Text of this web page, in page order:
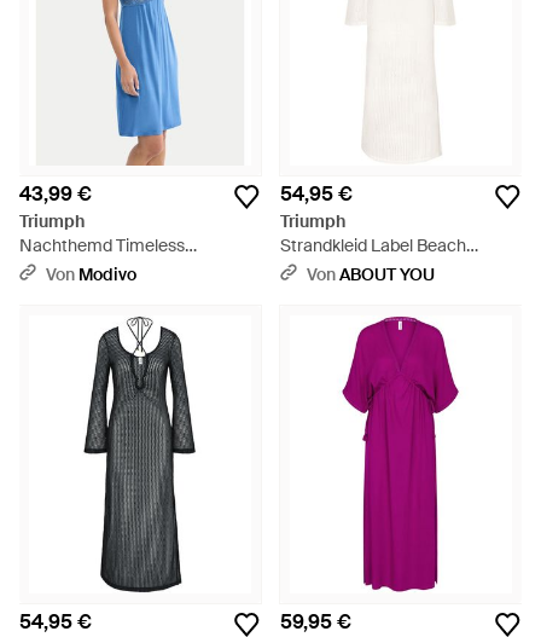
43,99 €
Triumph
Nachthemd Timeless
Sensuality 10227238 Regular
Von Modivo
54,95 €
Triumph
Strandkleid Label Beach
Mywear - Weiß
VonABOUT YOU
54,95 € 59,95 €